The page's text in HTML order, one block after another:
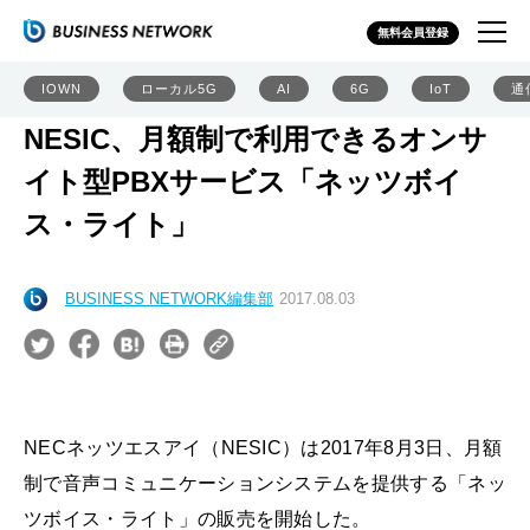
無料会員登録
IOWN ローカル5G AI 6G IoT 通
NESIC、月額制で利用できるオンサ
イト型PBXサービス「ネッツボイ
ス・ライト」
BUSINESS NETWORK編集部 2017.08.03
NECネッツエスアイ（NESIC）は2017年8月3日、月額
制で音声コミュニケーションシステムを提供する「ネッ
ツボイス・ライト」の販売を開始した。